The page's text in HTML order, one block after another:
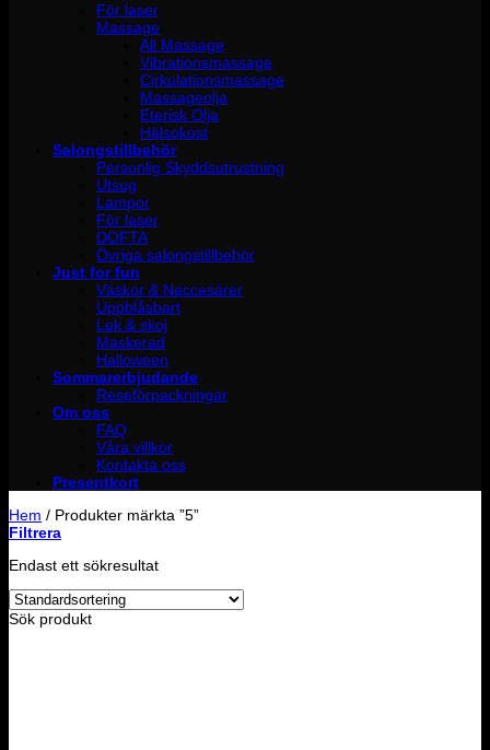
För laser
Massage
All Massage
Vibrationsmassage
Cirkulationsmassage
Massageolja
Eterisk Olja
Hälsokost
Salongstillbehör
Personlig Skyddsutrustning
Utsug
Lampor
För laser
DOFTA
Övriga salongstillbehör
Just for fun
Väskor & Neccesärer
Uppblåsbart
Lek & skoj
Maskerad
Halloween
Sommarerbjudande
Reseförpackningar
Om oss
FAQ
Våra villkor
Kontakta oss
Presentkort
Hem / Produkter märkta ”5”
Filtrera
Endast ett sökresultat
Sök produkt